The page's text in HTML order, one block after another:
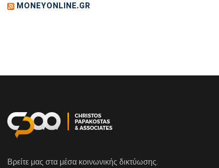
MONEYONLINE.GR
Βρείτε μας στα μέσα κοινωνικής δικτύωσης.